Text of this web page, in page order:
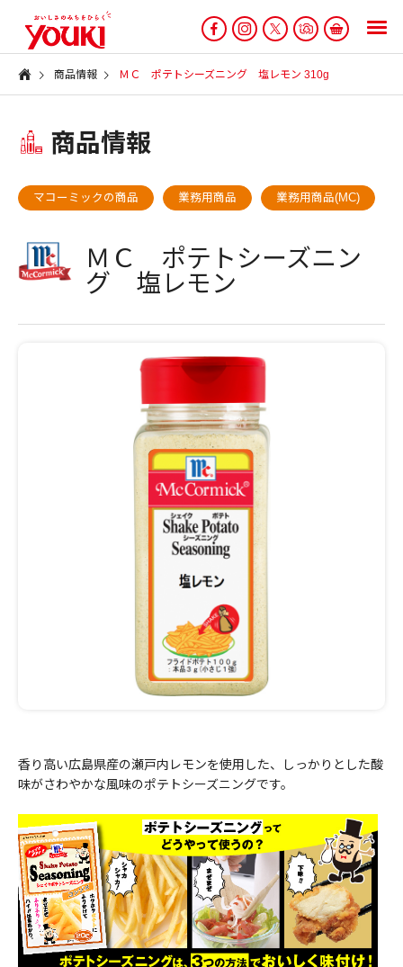
商品情報 ＭＣ ポテトシーズニング 塩レモン 310g
商品情報
マコーミックの商品 業務用商品 業務用商品(MC)
ＭＣ ポテトシーズニン
グ 塩レモン
香り高い広島県産の瀬戸内レモンを使用した、しっかりとした酸
味がさわやかな風味のポテトシーズニングです。